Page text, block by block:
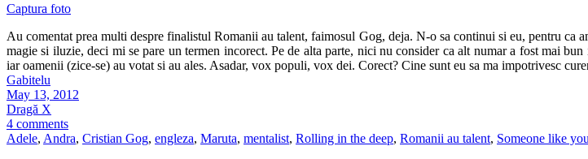
Captura foto
Au comentat prea multi despre finalistul Romanii au talent, faimosul Gog, deja. N-o sa continui si eu, pentru
magie si iluzie, deci mi se pare un termen incorect. Pe de alta parte, nici nu consider ca alt numar a fost mai
iar oamenii (zice-se) au votat si au ales. Asadar, vox populi, vox dei. Corect? Cine sunt eu sa ma impotrivesc
Gabitelu
May 13, 2012
Dragă X
4 comments
Adele, Andra, Cristian Gog, engleza, Maruta, mentalist, Rolling in the deep, Romanii au talent, Someone like you